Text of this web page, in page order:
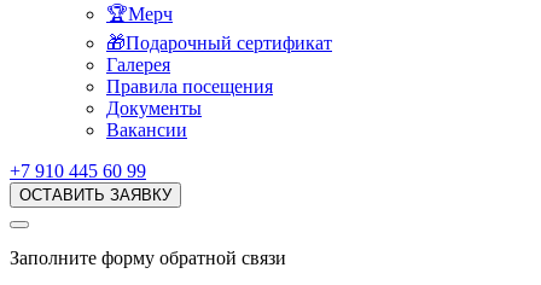
🏆Мерч
🎁Подарочный сертификат
Галерея
Правила посещения
Документы
Вакансии
+7 910 445 60 99
ОСТАВИТЬ ЗАЯВКУ
Заполните форму обратной связи